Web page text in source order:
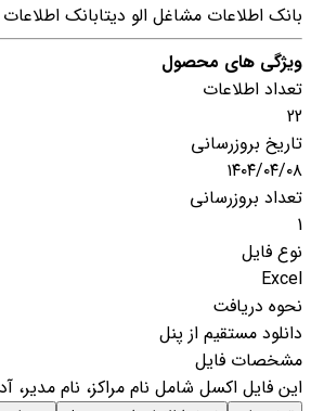
بانک اطلاعات مشاغل الو دیتابانک
ویژگی های محصول
تعداد اطلاعات
22
تاریخ بروزرسانی
۱۴۰۴/۰۴/۰۸
تعداد بروزرسانی
1
نوع فایل
Excel
نحوه دریافت
دانلود مستقیم از پنل
مشخصات فایل
این فایل اکسل شامل نام مراکز، نام